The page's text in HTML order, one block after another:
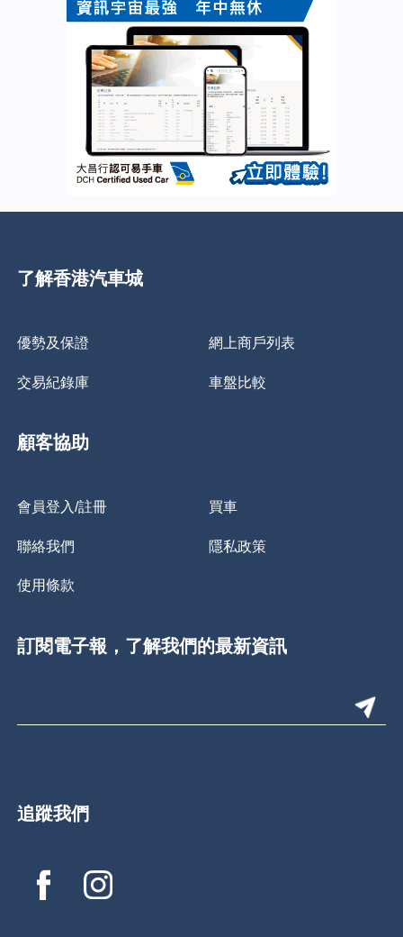
了解香港汽車城
優勢及保證 網上商戶列表
交易紀錄庫 車盤比較
顧客協助
會員登入/註冊 買車
聯絡我們 隱私政策
使用條款
訂閱電子報，了解我們的最新資訊
追蹤我們